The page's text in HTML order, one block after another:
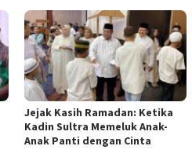
Jejak Kasih Ramadan: Ketika
Kadin Sultra Memeluk Anak-
Anak Panti dengan Cinta